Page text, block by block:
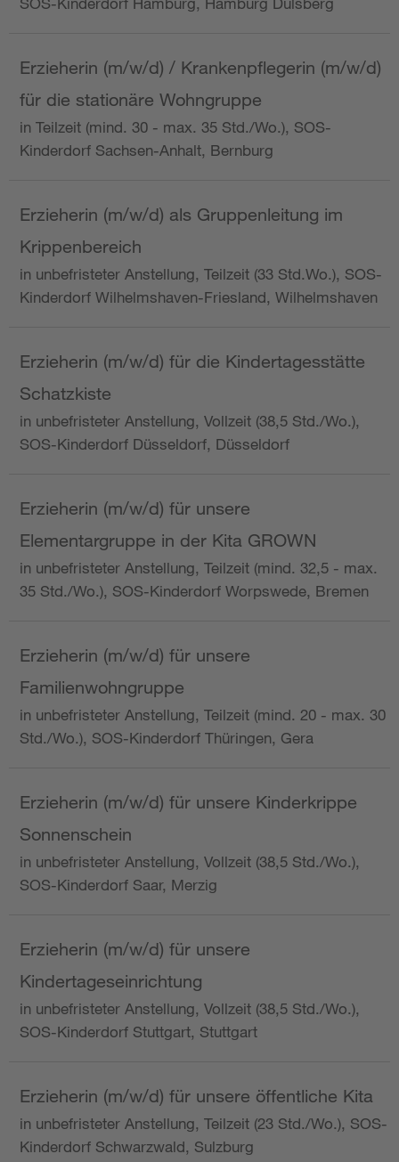
Erzieherin (m/w/d) / Krankenpflegerin (m/w/d)
für die stationäre Wohngruppe
in Teilzeit (mind. 30 - max. 35 Std./Wo.), SOS-
Kinderdorf Sachsen-Anhalt, Bernburg
Erzieherin (m/w/d) als Gruppenleitung im
Krippenbereich
in unbefristeter Anstellung, Teilzeit (33 Std.Wo.), SOS-
Kinderdorf Wilhelmshaven-Friesland, Wilhelmshaven
Erzieherin (m/w/d) für die Kindertagesstätte
Schatzkiste
in unbefristeter Anstellung, Vollzeit (38,5 Std./Wo.),
SOS-Kinderdorf Düsseldorf, Düsseldorf
Erzieherin (m/w/d) für unsere
Elementargruppe in der Kita GROWN
in unbefristeter Anstellung, Teilzeit (mind. 32,5 - max.
35 Std./Wo.), SOS-Kinderdorf Worpswede, Bremen
Erzieherin (m/w/d) für unsere
Familienwohngruppe
in unbefristeter Anstellung, Teilzeit (mind. 20 - max. 30
Std./Wo.), SOS-Kinderdorf Thüringen, Gera
Erzieherin (m/w/d) für unsere Kinderkrippe
Sonnenschein
in unbefristeter Anstellung, Vollzeit (38,5 Std./Wo.),
SOS-Kinderdorf Saar, Merzig
Erzieherin (m/w/d) für unsere
Kindertageseinrichtung
in unbefristeter Anstellung, Vollzeit (38,5 Std./Wo.),
SOS-Kinderdorf Stuttgart, Stuttgart
Erzieherin (m/w/d) für unsere öffentliche Kita
in unbefristeter Anstellung, Teilzeit (23 Std./Wo.), SOS-
Kinderdorf Schwarzwald, Sulzburg